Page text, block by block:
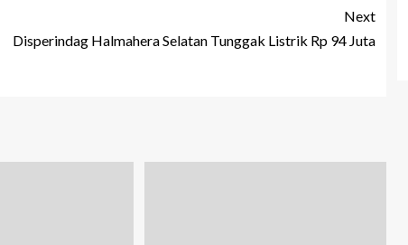
Next
Disperindag Halmahera Selatan Tunggak Listrik Rp 94 Juta